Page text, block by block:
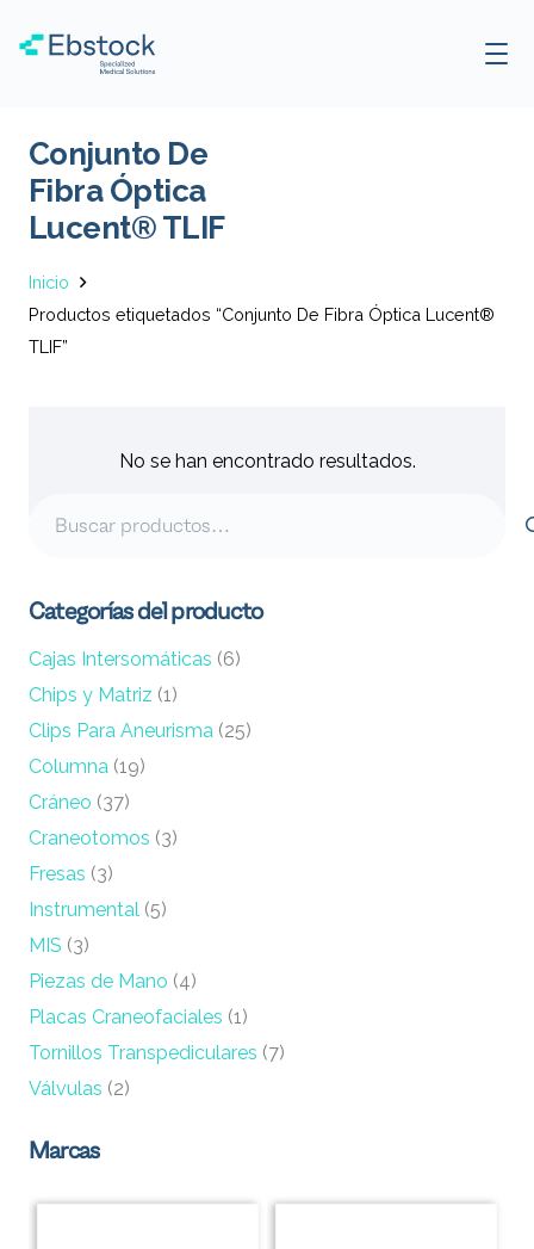
Conjunto De
Fibra Óptica
Lucent® TLIF
Inicio
Productos etiquetados “Conjunto De Fibra Óptica Lucent®
TLIF”
No se han encontrado resultados.
Categorías del producto
Cajas Intersomáticas (6)
Chips y Matriz (1)
Clips Para Aneurisma (25)
Columna (19)
Cráneo (37)
Craneotomos (3)
Fresas (3)
Instrumental (5)
MIS (3)
Piezas de Mano (4)
Placas Craneofaciales (1)
Tornillos Transpediculares (7)
Válvulas (2)
Marcas